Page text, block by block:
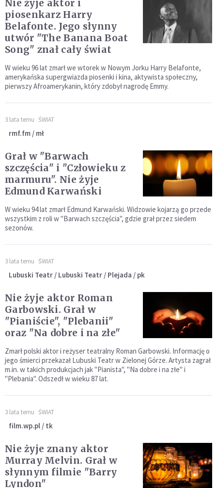
Nie żyje aktor i
piosenkarz Harry
Belafonte. Jego słynny
utwór "The Banana Boat
Song" znał cały świat
W wieku 96 lat zmarł we wtorek w Nowym Jorku Harry Belafonte,
amerykańska supergwiazda piosenki i kina, aktywista społeczny,
pierwszy Afroamerykanin, który zdobył nagrodę Emmy.
3 lata temu ŚWIAT
rmf.fm / mł
Grał w "Barwach
szczęścia" i "Człowieku z
marmuru". Nie żyje
Edmund Karwański
W wieku 94 lat zmarł Edmund Karwański. Widzowie kojarzą go przede
wszystkim z roli w "Barwach szczęścia", gdzie grał przez siedem
sezonów.
3 lata temu ŚWIAT
Lubuski Teatr / Lubuski Teatr / Plejada / pk
Nie żyje aktor Roman
Garbowski. Grał w
"Pianiście", "Plebanii"
oraz "Na dobre i na złe"
Zmarł polski aktor i reżyser teatralny Roman Garbowski. Informację o
jego śmierci przekazał Lubuski Teatr w Zielonej Górze. Artysta zagrał
m.in. w takich produkcjach jak "Pianista", "Na dobre i na złe" i
"Plebania". Odszedł w wieku 87 lat.
3 lata temu ŚWIAT
film.wp.pl / tk
Nie żyje znany aktor
Murray Melvin. Grał w
słynnym filmie "Barry
Lyndon"